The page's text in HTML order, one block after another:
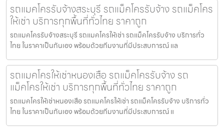
รถแมคโครรับจ้างสระบุรี รถแม็คโครรับจ้าง รถแม็คโคร
ให้เช่า บริการทุกพื้นที่ทั่วไทย ราคาถูก
รถแมคโครรับจ้างสระบุรี รถแมคโครให้เช่า รถแม็คโครรับจ้าง บริการทั่ว
ไทย ในราคาเป็นกันเอง พร้อมด้วยทีมงานที่มีประสบการณ์ แล
รถแมคโครให้เช่าหนองเสือ รถแม็คโครรับจ้าง รถ
แม็คโครให้เช่า บริการทุกพื้นที่ทั่วไทย ราคาถูก
รถแมคโครให้เช่าหนองเสือ รถแมคโครให้เช่า รถแม็คโครรับจ้าง บริการทั่ว
ไทย ในราคาเป็นกันเอง พร้อมด้วยทีมงานที่มีประสบการณ์ แ